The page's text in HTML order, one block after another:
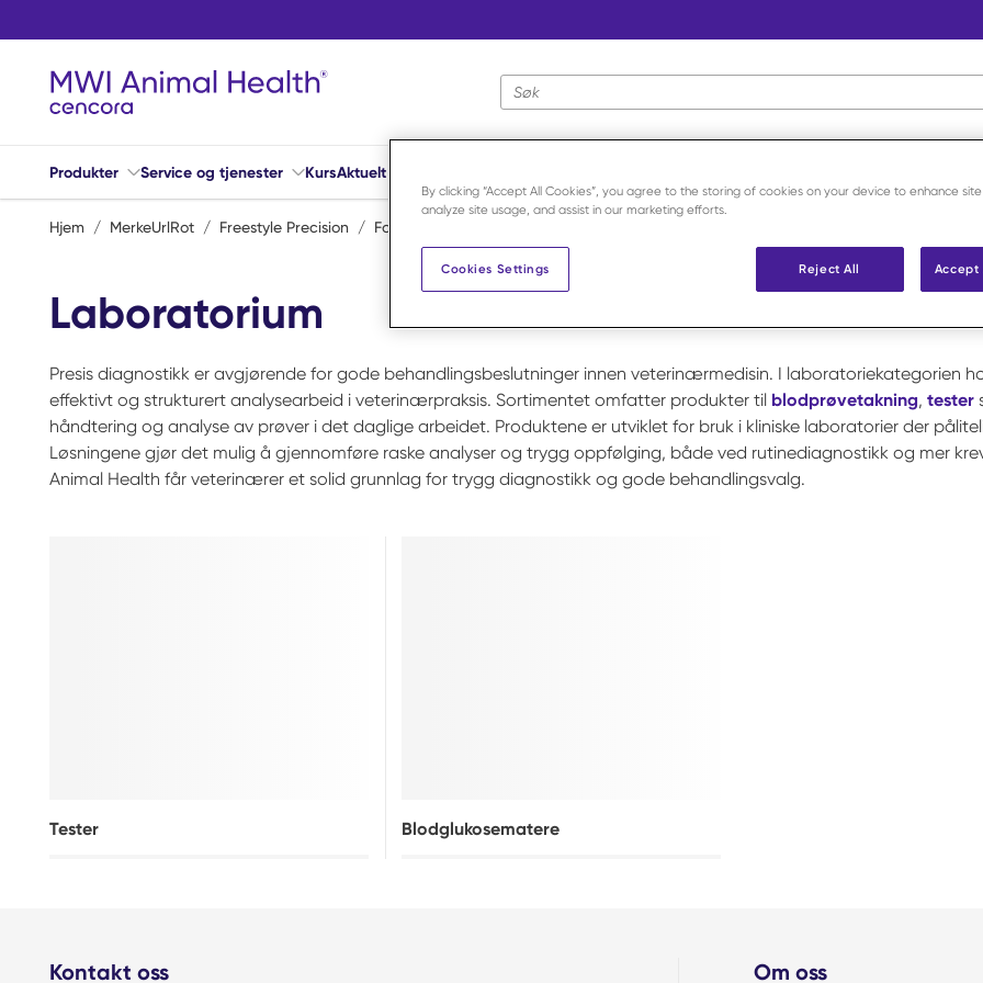
Nettstedsøk
Produkter Service og tjenester KursAktuelt
Hjem / MerkeUrlRot / Freestyle Precision / Forbruksvarer
Laboratorium
Presis diagnostikk er avgjørende for gode behandlingsbeslutninger innen veterinærmedisin. I laboratoriekategorien
effektivt og strukturert analysearbeid i veterinærpraksis. Sortimentet omfatter produkter til blodprøvetakning, tester
håndtering og analyse av prøver i det daglige arbeidet. Produktene er utviklet for bruk i kliniske laboratorier der
Løsningene gjør det mulig å gjennomføre raske analyser og trygg oppfølging, både ved rutinediagnostikk og mer
Animal Health får veterinærer et solid grunnlag for trygg diagnostikk og gode behandlingsvalg.
Tester Blodglukosematere
Kontakt oss Om oss
By clicking “Accept All Cookies”, you agree to the storing of cookies on your device to enhance
analyze site usage, and assist in our marketing efforts.
Reject All Accept
Cookies Settings